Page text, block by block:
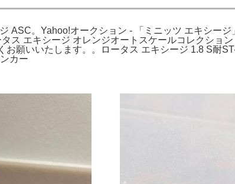
ASC。Yahoo!オークション - 「ミニッツ エキシー
ス エキシージ オレンジオートスケールコレクショ
願いいたします。。ロータス エキシージ 1.8 S耐
カー